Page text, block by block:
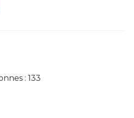
: 133